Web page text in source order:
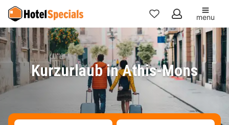
Meine
Favoriten
menu
Kurzurlaub in Athis-Mons